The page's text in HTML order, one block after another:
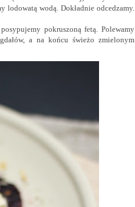
lodowatą wodą. Dokładnie odcedzamy.
pokruszoną fetą. Polewamy
a na końcu świeżo zmielonym